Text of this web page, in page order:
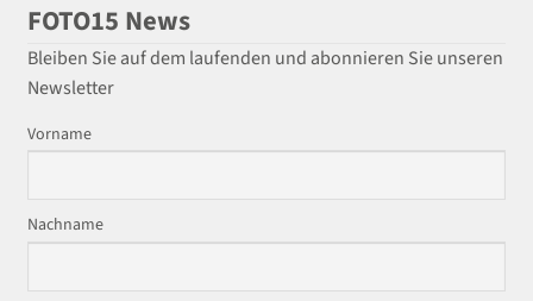
FOTO15 News
Bleiben Sie auf dem laufenden und abonnieren Sie unseren
Newsletter
Vorname
Nachname